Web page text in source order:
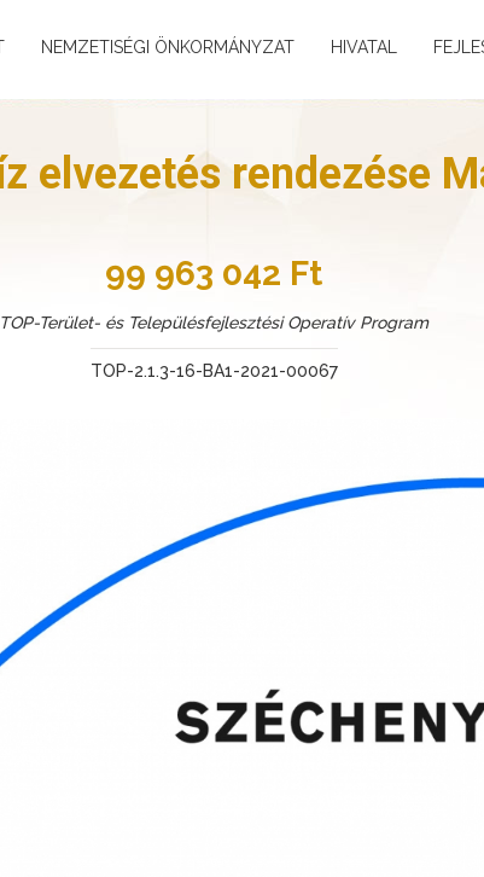
NEMZETISÉGI ÖNKORMÁNYZAT HIVATAL
elvezetés rendezése
99 963 042 Ft
TOP-Terület- és Településfejlesztési Operatív Program
TOP-2.1.3-16-BA1-2021-00067